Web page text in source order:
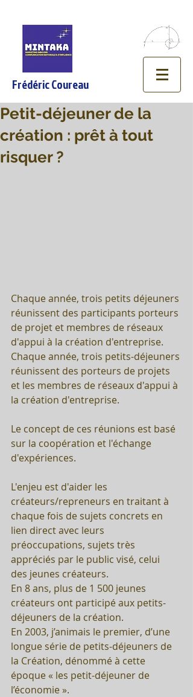
Frédéric Coureau
Petit-déjeuner de la
création : prêt à tout
risquer ?
Chaque année, trois petits déjeuners
réunissent des participants porteurs
de projet et membres de réseaux
d'appui à la création d'entreprise.
Chaque année, trois petits-déjeuners
réunissent des porteurs de projets
et les membres de réseaux d'appui à
la création d'entreprise.
Le concept de ces réunions est basé
sur la coopération et l'échange
d'expériences.
L'enjeu est d'aider les
créateurs/repreneurs en traitant à
chaque fois de sujets concrets en
lien direct avec leurs
préoccupations, sujets très
appréciés par le public visé, celui
des jeunes créateurs.
En 8 ans, plus de 1 500 jeunes
créateurs ont participé aux petits-
déjeuners de la création.
En 2003, j’animais le premier, d’une
longue série de petits-déjeuners de
la Création, dénommé à cette
époque « les petit-déjeuner de
l’économie ».